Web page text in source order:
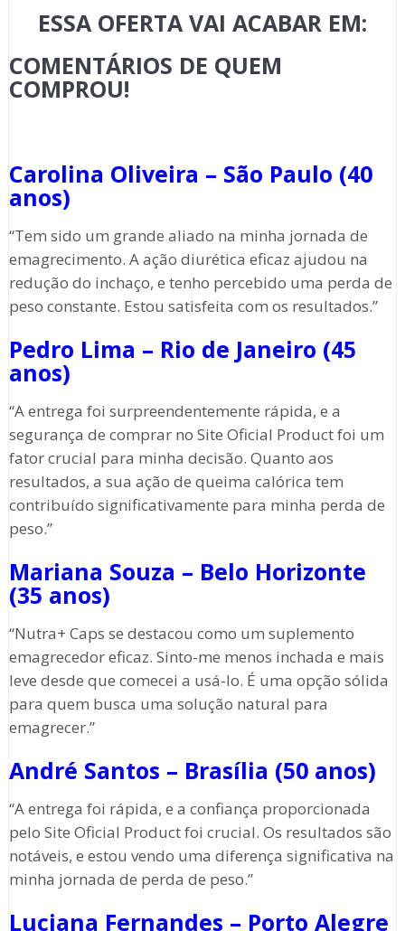
ESSA OFERTA VAI ACABAR EM:
COMENTÁRIOS DE QUEM
COMPROU!
Carolina Oliveira – São Paulo (40
anos)
“Tem sido um grande aliado na minha jornada de
emagrecimento. A ação diurética eficaz ajudou na
redução do inchaço, e tenho percebido uma perda de
peso constante. Estou satisfeita com os resultados.”
Pedro Lima – Rio de Janeiro (45
anos)
“A entrega foi surpreendentemente rápida, e a
segurança de comprar no Site Oficial Product foi um
fator crucial para minha decisão. Quanto aos
resultados, a sua ação de queima calórica tem
contribuído significativamente para minha perda de
peso.”
Mariana Souza – Belo Horizonte
(35 anos)
“Nutra+ Caps se destacou como um suplemento
emagrecedor eficaz. Sinto-me menos inchada e mais
leve desde que comecei a usá-lo. É uma opção sólida
para quem busca uma solução natural para
emagrecer.”
André Santos – Brasília (50 anos)
“A entrega foi rápida, e a confiança proporcionada
pelo Site Oficial Product foi crucial. Os resultados são
notáveis, e estou vendo uma diferença significativa na
minha jornada de perda de peso.”
Luciana Fernandes – Porto Alegre